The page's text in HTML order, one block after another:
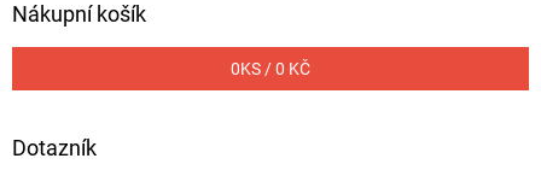
Nákupní košík
0KS /0 KČ
Dotazník